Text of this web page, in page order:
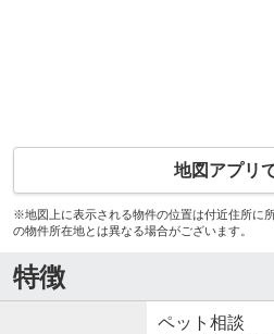
地図アプリ
※地図上に表示される物件の位置は付近住所に
の物件所在地とは異なる場合がございます。
特徴
ペット相談